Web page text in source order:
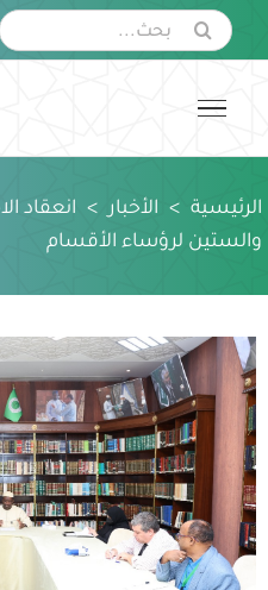
البحث
عن:
الرئيسية > الأخبار > انعقاد
والستين لرؤساء الأقسام